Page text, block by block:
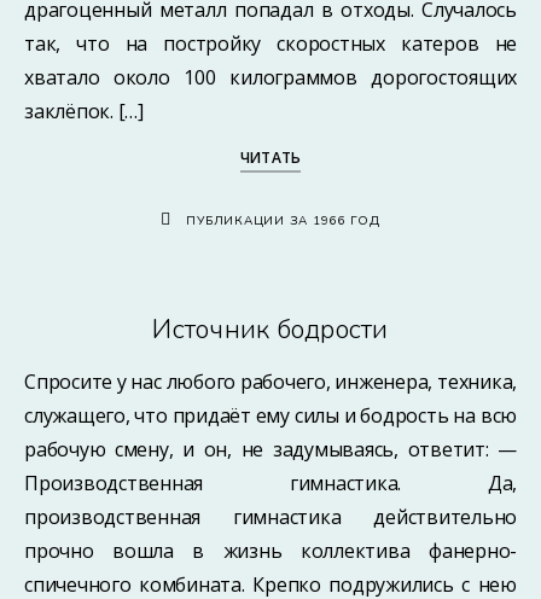
драгоценный металл попадал в отходы. Случалось
так, что на постройку скоростных катеров не
хватало около 100 килограммов дорогостоящих
заклёпок. […]
ЧИТАТЬ
ПУБЛИКАЦИИ ЗА 1966 ГОД
Источник бодрости
Спросите у нас любого рабочего, инженера, техника,
служащего, что придаёт ему силы и бодрость на всю
рабочую смену, и он, не задумываясь, ответит: —
Производственная гимнастика. Да,
производственная гимнастика действительно
прочно вошла в жизнь коллектива фанерно-
спичечного комбината. Крепко подружились с нею